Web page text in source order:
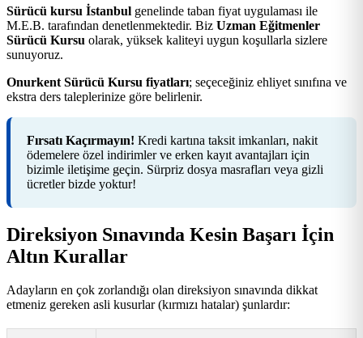
Sürücü kursu İstanbul genelinde taban fiyat uygulaması ile
M.E.B. tarafından denetlenmektedir. Biz Uzman Eğitmenler
Sürücü Kursu olarak, yüksek kaliteyi uygun koşullarla sizlere
sunuyoruz.
Onurkent Sürücü Kursu fiyatları; seçeceğiniz ehliyet sınıfına ve
ekstra ders taleplerinize göre belirlenir.
Fırsatı Kaçırmayın! Kredi kartına taksit imkanları, nakit
ödemelere özel indirimler ve erken kayıt avantajları için
bizimle iletişime geçin. Sürpriz dosya masrafları veya gizli
ücretler bizde yoktur!
Direksiyon Sınavında Kesin Başarı İçin
Altın Kurallar
Adayların en çok zorlandığı olan direksiyon sınavında dikkat
etmeniz gereken asli kusurlar (kırmızı hatalar) şunlardır: